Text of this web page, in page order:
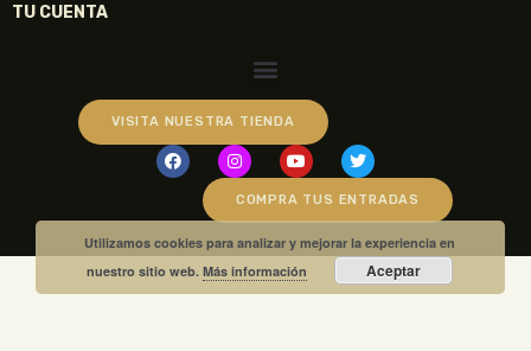
TU CUENTA
VISITA NUESTRA TIENDA
COMPRA TUS ENTRADAS
Utilizamos cookies para analizar y mejorar la experiencia en
nuestro sitio web.Más información Aceptar